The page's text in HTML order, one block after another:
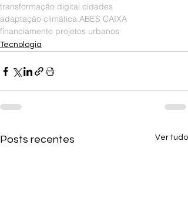
transformação digital cidades
adaptação climática.ABES CAIXA
financiamento projetos urbanos
Tecnologia
Posts recentes Ver tudo